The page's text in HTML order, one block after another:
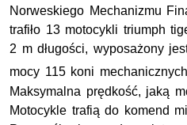
Norweskiego Mechanizmu
trafiło 13 motocykli triumph
2 m długości, wyposażony
mocy 115 koni
Maksymalna prędkość, jaką
Motocykle trafią do komend